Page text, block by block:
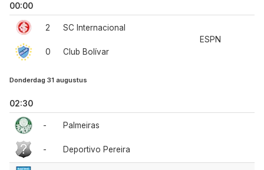
00:00
2
0
SC Internacional
Club Bolívar
ESPN
Donderdag 31 augustus
02:30
-
-
Palmeiras
Deportivo Pereira